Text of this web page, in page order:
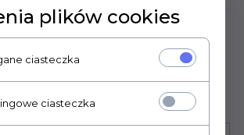
OZONE DELTA
YELLOW L
plików cookies
ciasteczka
ciasteczka